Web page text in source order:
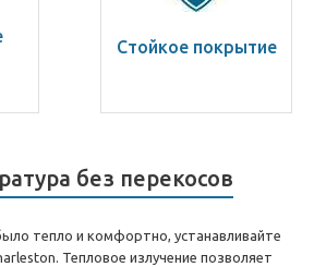
Стойкое покрытие
без перекосов
тепло и комфортно, устанавливайте
Тепловое излучение позволяет